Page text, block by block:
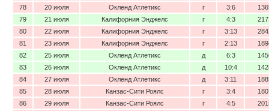
78
20 июля Окленд Атлетикс г 3:6
79
21 июля Калифорния Энджелс г 4:3
80
22 июля Калифорния Энджелс г 3:13
81
23 июля Калифорния Энджелс г 2:13
82
25 июля Окленд Атлетикс д 6:3
83
26 июля Окленд Атлетикс д 10:4
84
27 июля Окленд Атлетикс д 3:11
85
28 июля Канзас-Сити Роялс г 3:4
86
29 июля Канзас-Сити Роялс г 4:5